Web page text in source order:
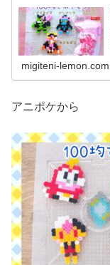
migiteni-lemon.com
アニポケから